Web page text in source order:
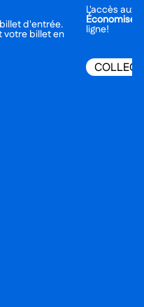
d'entrée.
votre billet en
L'accès aux
Économisez
ligne!